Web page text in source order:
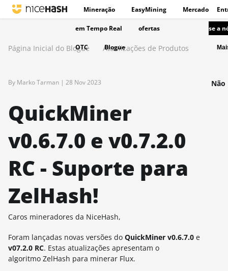
Mineração EasyMining Mercado
em Tempo Real ofertas
OTC Blogue
se a
Página Inicial do Blogue Atualizações de Produtos
By Marko Tarman | 28 Nov 2023
QuickMiner
v0.6.7.0 e v0.7.2.0
RC - Suporte para
ZelHash!
Caros mineradores da NiceHash,
Foram lançadas novas versões do QuickMiner v0.6.7.0 e
v07.2.0 RC. Estas atualizações apresentam o
algoritmo ZelHash para minerar Flux.
Não